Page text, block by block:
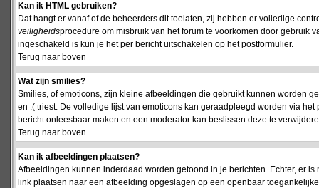
Kan ik HTML gebruiken?
Dat hangt er vanaf of de beheerders dit toelaten, zij hebben er volledige
veiligheidsprocedure om misbruik van het forum te voorkomen door gebruik
ingeschakeld is kun je het per bericht uitschakelen op het postformulier.
Terug naar boven
Wat zijn smilies?
Smilies, of emoticons, zijn kleine afbeeldingen die gebruikt kunnen worden
en :( triest. De volledige lijst van emoticons kan geraadpleegd worden via
bericht onleesbaar maken en een moderator kan beslissen deze te
Terug naar boven
Kan ik afbeeldingen plaatsen?
Afbeeldingen kunnen inderdaad worden getoond in je berichten. Echter, er
link plaatsen naar een afbeelding opgeslagen op een openbaar